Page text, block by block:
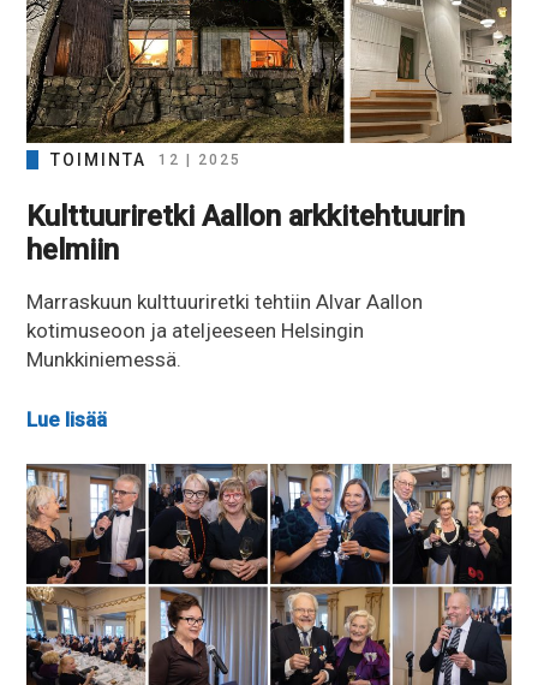
TOIMINTA 12 | 2025
Kulttuuriretki Aallon arkkitehtuurin
helmiin
Marraskuun kulttuuriretki tehtiin Alvar Aallon
kotimuseoon ja ateljeeseen Helsingin
Munkkiniemessä.
Lue lisää